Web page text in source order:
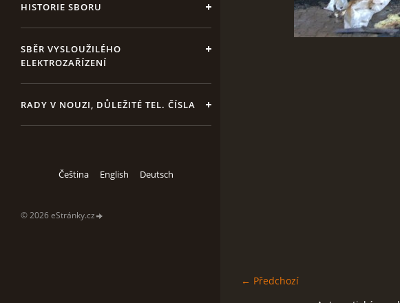
HISTORIE SBORU
SBĚR VYSLOUŽILÉHO
ELEKTROZAŘÍZENÍ
RADY V NOUZI, DŮLEŽITÉ TEL. ČÍSLA
Čeština English Deutsch
© 2026 eStránky.cz
← Předchozí